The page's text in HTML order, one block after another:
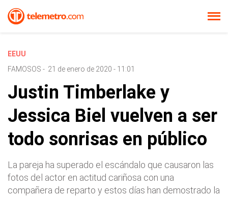
EEUU
FAMOSOS - 21 de enero de 2020 - 11:01
Justin Timberlake y
Jessica Biel vuelven a ser
todo sonrisas en público
La pareja ha superado el escándalo que causaron las
fotos del actor en actitud cariñosa con una
compañera de reparto y estos días han demostrado la